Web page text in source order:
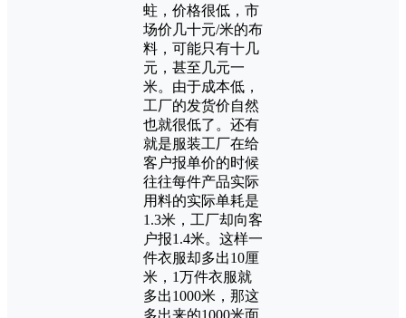
蛀，价格很低，市
场价几十元/米的布
料，可能只有十几
元，甚至几元一
米。由于成本低，
工厂的发货价自然
也就很低了。还有
就是服装工厂在给
客户报单价的时候
往往每件产品实际
用料的实际单耗是
1.3米，工厂却向客
户报1.4米。这样一
件衣服却多出10厘
米，1万件衣服就
多出1000米，那这
多出来的1000米面